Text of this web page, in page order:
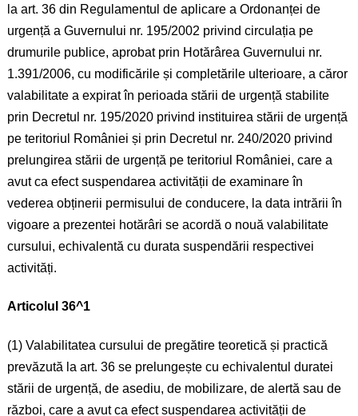
la art. 36 din Regulamentul de aplicare a Ordonanței de
urgență a Guvernului nr. 195/2002 privind circulația pe
drumurile publice, aprobat prin Hotărârea Guvernului nr.
1.391/2006, cu modificările și completările ulterioare, a căror
valabilitate a expirat în perioada stării de urgență stabilite
prin Decretul nr. 195/2020 privind instituirea stării de urgență
pe teritoriul României și prin Decretul nr. 240/2020 privind
prelungirea stării de urgență pe teritoriul României, care a
avut ca efect suspendarea activității de examinare în
vederea obținerii permisului de conducere, la data intrării în
vigoare a prezentei hotărâri se acordă o nouă valabilitate
cursului, echivalentă cu durata suspendării respectivei
activități.
Articolul 36^1
(1) Valabilitatea cursului de pregătire teoretică și practică
prevăzută la art. 36 se prelungește cu echivalentul duratei
stării de urgență, de asediu, de mobilizare, de alertă sau de
război, care a avut ca efect suspendarea activității de